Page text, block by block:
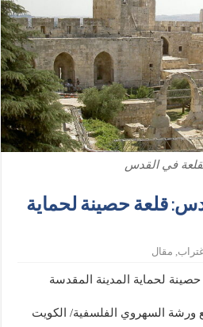
في القدس
قلعة حصينة لحماية
مقال
لحماية المدينة المقدسة